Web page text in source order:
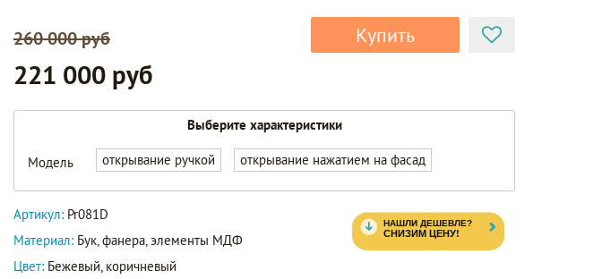
260 000 руб
221 000 руб
Купить
Выберите характеристики
Модель открывание ручкой открывание нажатием на фасад
Артикул: Pr081D
Материал: Бук, фанера, элементы МДФ
Цвет: Бежевый, коричневый